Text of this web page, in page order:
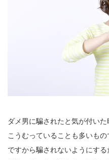
ダメ男に騙されたと気が付い
こうむっていることも多いもの
ですから騙されないようにす